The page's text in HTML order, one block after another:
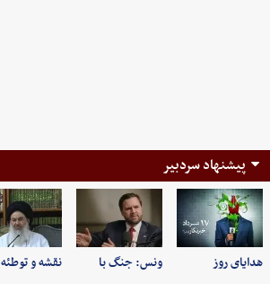
پیشنهاد سردبیر
هدایای روز
ونس: جنگ با
نقشه و توطئه